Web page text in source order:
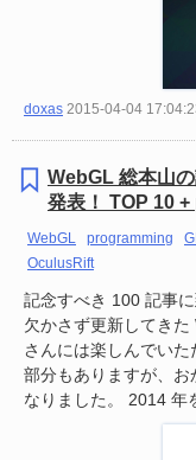
doxas 2015-04-04
WebGL 総本山
発表！ TOP 10
WebGL programming
OculusRift
記念すべき 100 記事
欠かさず更新してき
さんには楽しんでい
部分もありますが、お
なりました。 2014 年